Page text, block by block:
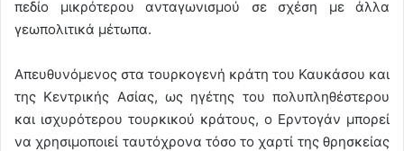
πεδίο μικρότερου ανταγωνισμού σε σχέση με άλλα
γεωπολιτικά μέτωπα.
Απευθυνόμενος στα τουρκογενή κράτη του Καυκάσου και
της Κεντρικής Ασίας, ως ηγέτης του πολυπληθέστερου
και ισχυρότερου τουρκικού κράτους, ο Ερντογάν μπορεί
να χρησιμοποιεί ταυτόχρονα τόσο το χαρτί της θρησκείας